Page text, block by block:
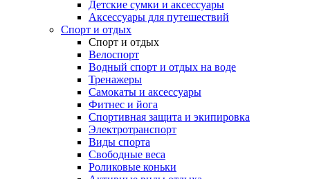
Детские сумки и аксессуары
Аксессуары для путешествий
Спорт и отдых
Спорт и отдых
Велоспорт
Водный спорт и отдых на воде
Тренажеры
Самокаты и аксессуары
Фитнес и йога
Спортивная защита и экипировка
Электротранспорт
Виды спорта
Свободные веса
Роликовые коньки